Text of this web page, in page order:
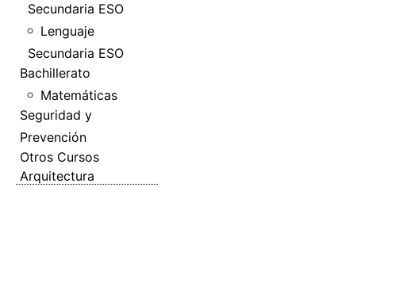
Secundaria ESO
Lenguaje
Secundaria ESO
Bachillerato
Matemáticas
Seguridad y
Prevención
Otros Cursos
Arquitectura